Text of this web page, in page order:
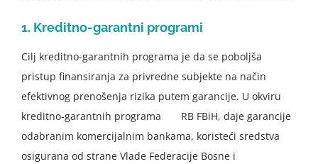
1. Kreditno-garantni programi
Cilj kreditno-garantnih programa je da se poboljša
pristup finansiranja za privredne subjekte na način
efektivnog prenošenja rizika putem garancije. U okviru
kreditno-garantnih programa RB FBiH, daje garancije
odabranim komercijalnim bankama, koristeći sredstva
osigurana od strane Vlade Federacije Bosne i